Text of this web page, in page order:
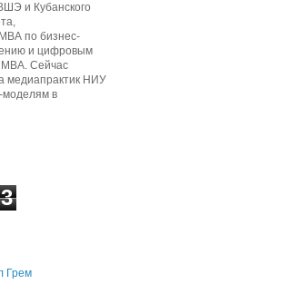
и Кубанского
по бизнес-
и цифровым
Сейчас
медиапрактик НИУ
моделям в
3
Грем